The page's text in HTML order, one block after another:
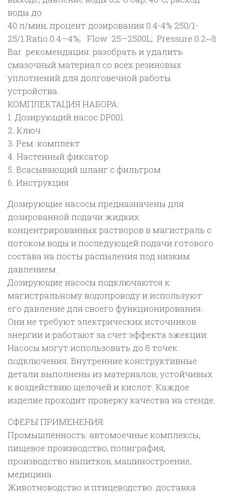
воды до
40 л/мин, процент дозирования 0.4-4% 250/1-
25/1.Ratio 0.4—4%; Flow 25—2500L; Pressure 0.2~8
Bar рекомендация: разобрать и удалить
смазочный материал со всех резиновых
уплотнений для долговечной работы
устройства
КОМПЛЕКТАЦИЯ НАБОРА:
1. Дозирующий насос DP001
2. Ключ
3. Рем. комплект
4. Настенный фиксатор
5. Всасывающий шланг с фильтром
6. Инструкция
Дозирующие насосы предназначены для
дозированной подачи жидких
концентрированных растворов в магистраль с
потоком воды и последующей подачи готового
состава на посты распыления под низким
давлением.
Дозирующие насосы подключаются к
магистральному водопроводу и используют
его давление для своего функционирования.
Они не требуют электрических источников
энергии и работают за счет эффекта эжекции.
Насосы могут использовать до 8 точек
подключения. Внутренние конструктивные
детали выполнены из материалов, устойчивых
к воздействию щелочей и кислот. Каждое
изделие проходит проверку качества на стенде.
СФЕРЫ ПРИМЕНЕНИЯ:
Промышленность: автомоечные комплексы,
пищевое производство, полиграфия,
производство напитков, машиностроение,
медицина.
Животноводство и птицеводство: доставка